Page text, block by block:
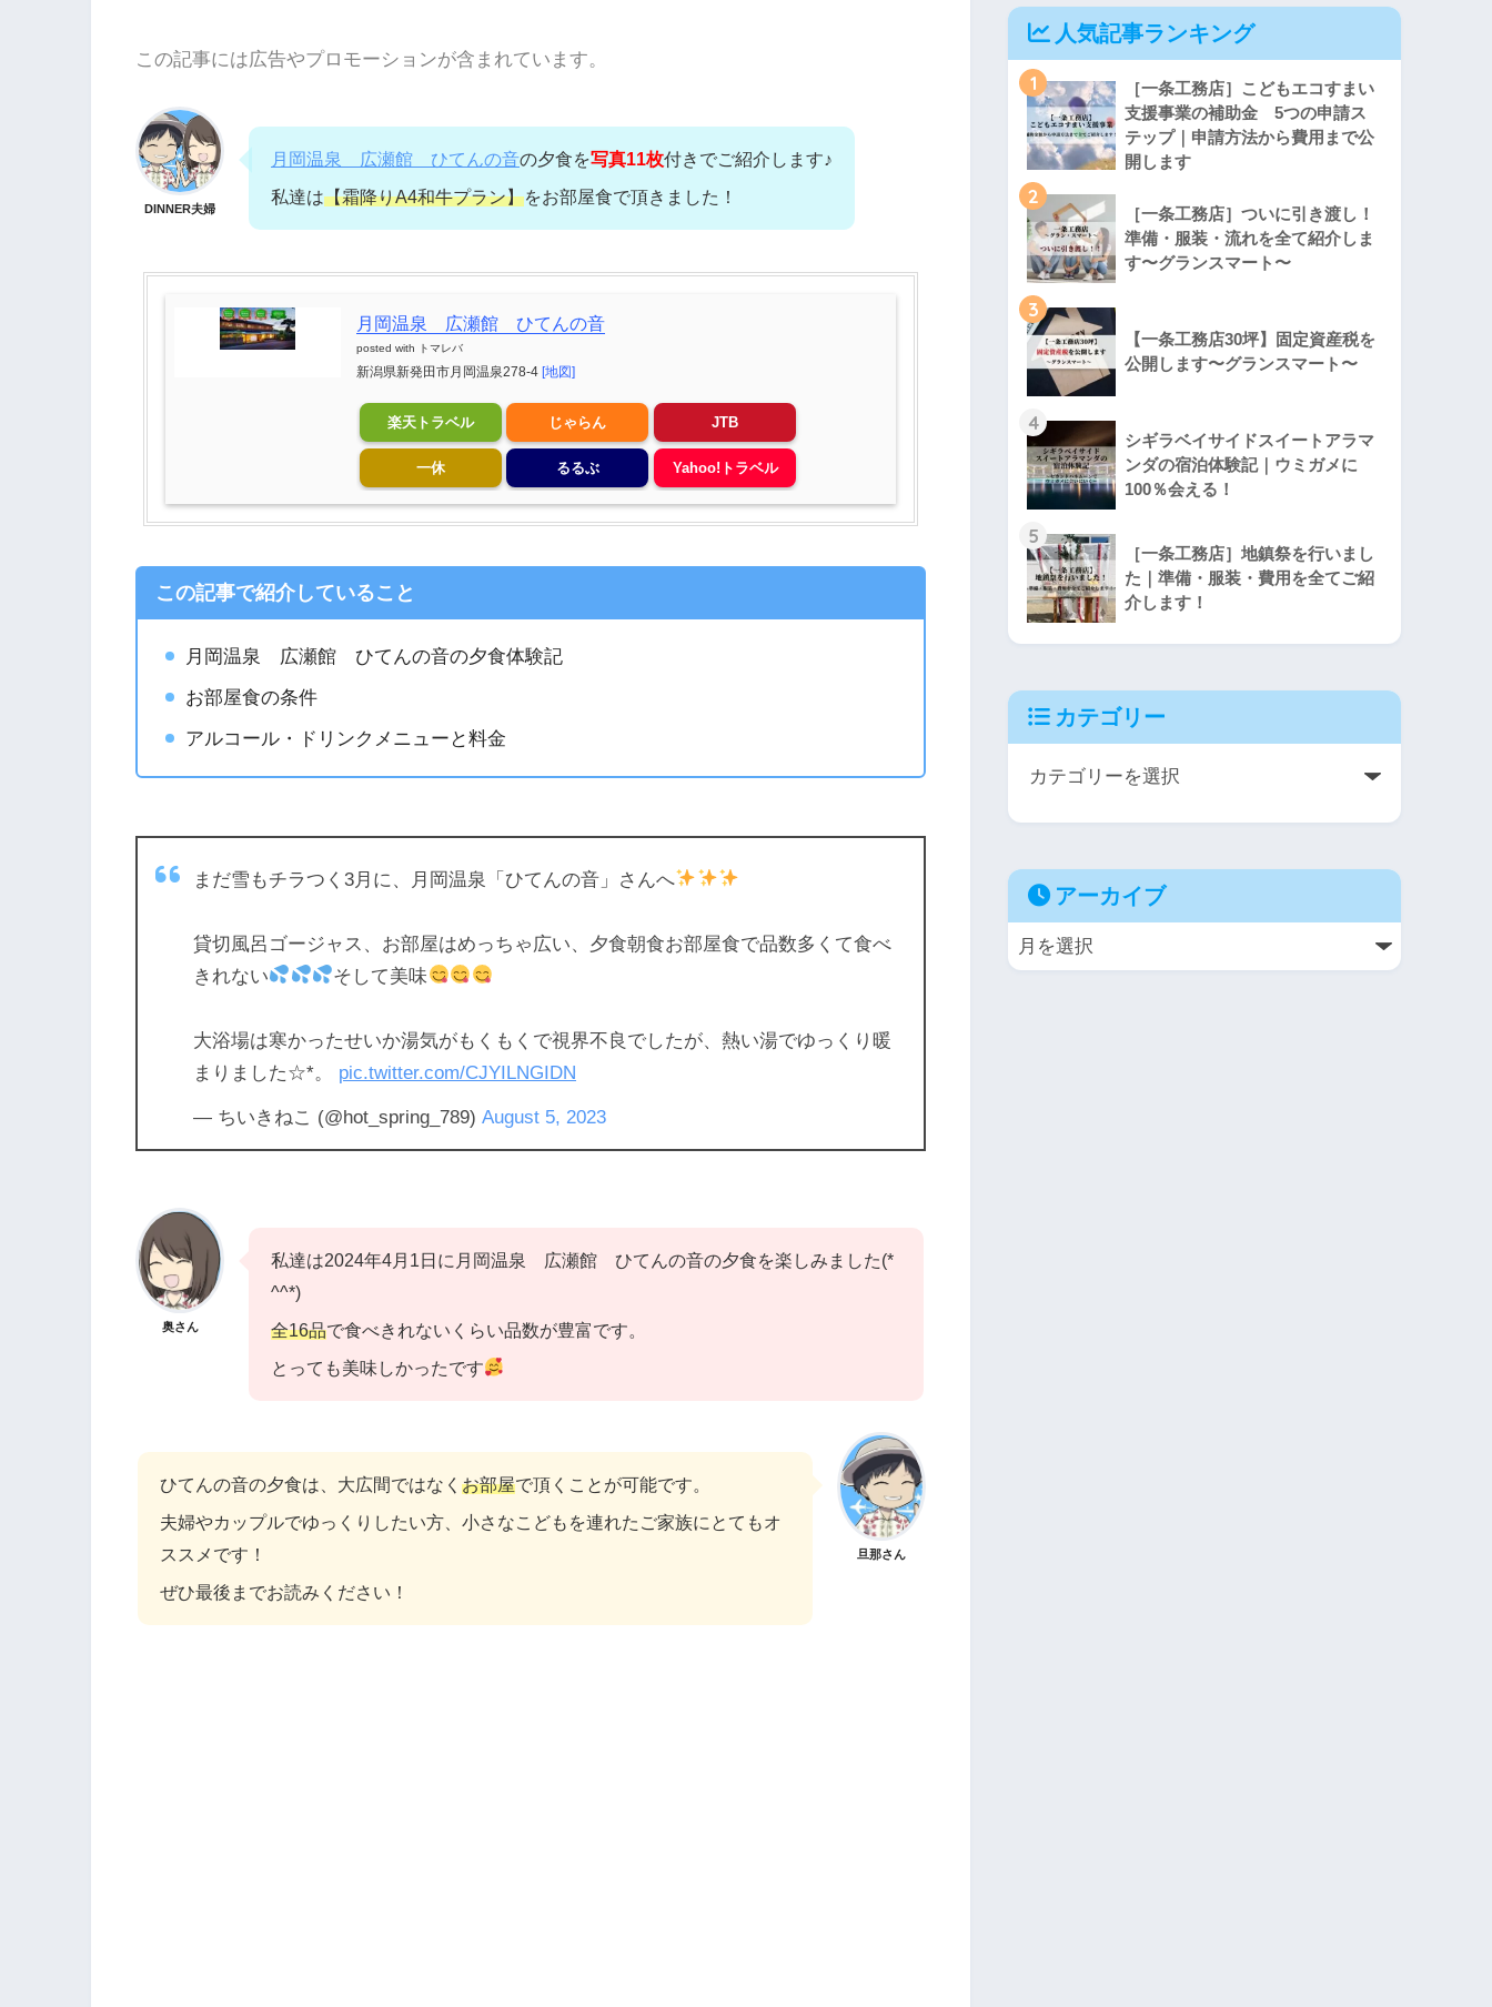
この記事には広告やプロモーションが含まれています。
DINNER夫婦
月岡温泉 広瀬館 ひてんの音の夕食を写真11枚付きでご紹介します♪
私達は【霜降りA4和牛プラン】をお部屋食で頂きました！
月岡温泉 広瀬館 ひてんの音
posted with トマレバ
新潟県新発田市月岡温泉278-4[地図]
楽天トラベル じゃらん JTB
一休 るるぶ Yahoo!トラベル
この記事で紹介していること
月岡温泉 広瀬館 ひてんの音の夕食体験記
お部屋食の条件
アルコール・ドリンクメニューと料金
まだ雪もチラつく3月に、月岡温泉「ひてんの音」さんへ
貸切風呂ゴージャス、お部屋はめっちゃ広い、夕食朝食お部屋食で品数多くて食べ
きれない
そして美味
大浴場は寒かったせいか湯気がもくもくで視界不良でしたが、熱い湯でゆっくり暖
まりました☆*。 pic.twitter.com/CJYILNGIDN
— ちいきねこ (@hot_spring_789) August 5, 2023
奥さん
私達は2024年4月1日に月岡温泉 広瀬館 ひてんの音の夕食を楽しみました(*
^^*)
全16品で食べきれないくらい品数が豊富です。
とっても美味しかったです
旦那さん
ひてんの音の夕食は、大広間ではなく お部屋で頂くことが可能です。
夫婦やカップルでゆっくりしたい方、小さなこどもを連れたご家族にとてもオ
ススメです！
ぜひ最後までお読みください！
人気記事ランキング
1
［一条工務店］こどもエコすまい
支援事業の補助金 5つの申請ス
テップ｜申請方法から費用まで公
開します
2
［一条工務店］ついに引き渡し！
準備・服装・流れを全て紹介しま
す〜グランスマート〜
3
【一条工務店30坪】固定資産税を
公開します〜グランスマート〜
4
シギラベイサイドスイートアラマ
ンダの宿泊体験記｜ウミガメに
100％会える！
5
［一条工務店］地鎮祭を行いまし
た｜準備・服装・費用を全てご紹
介します！
カテゴリー
アーカイブ